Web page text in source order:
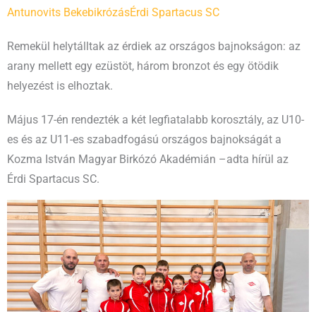
Antunovits BekebikrózásÉrdi Spartacus SC
Remekül helytálltak az érdiek az országos bajnokságon: az
arany mellett egy ezüstöt, három bronzot és egy ötödik
helyezést is elhoztak.
Május 17-én rendezték a két legfiatalabb korosztály, az U10-
es és az U11-es szabadfogású országos bajnokságát a
Kozma István Magyar Birkózó Akadémián –adta hírül az
Érdi Spartacus SC.